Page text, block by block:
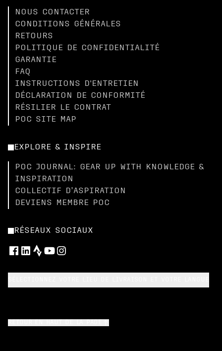
NOUS CONTACTER
CONDITIONS GÉNÉRALES
RETOURS
POLITIQUE DE CONFIDENTIALITÉ
GARANTIE
FAQ
INSTRUCTIONS D'ENTRETIEN
DÉCLARATION DE CONFORMITÉ
RÉSILIER LE CONTRAT
POC SITE MAP
EXPLORE & INSPIRE
POC JOURNAL: GEAR UP WITH KNOWLEDGE &
INSPIRATION
COLLECTIF D’ASPIRATION
DEVIENS MEMBRE POC
RÉSEAUX SOCIAUX